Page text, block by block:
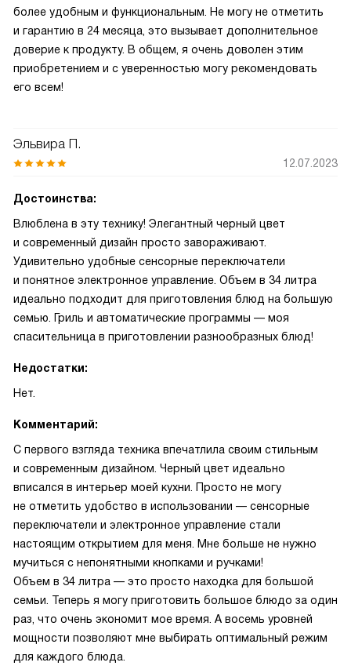
более удобным и функциональным. Не могу не отметить
и гарантию в 24 месяца, это вызывает дополнительное
доверие к продукту. В общем, я очень доволен этим
приобретением и с уверенностью могу рекомендовать
его всем!
Эльвира П.
12.07.2023
Достоинства:
Влюблена в эту технику! Элегантный черный цвет
и современный дизайн просто завораживают.
Удивительно удобные сенсорные переключатели
и понятное электронное управление. Объем в 34 литра
идеально подходит для приготовления блюд на большую
семью. Гриль и автоматические программы — моя
спасительница в приготовлении разнообразных блюд!
Недостатки:
Нет.
Комментарий:
С первого взгляда техника впечатлила своим стильным
и современным дизайном. Черный цвет идеально
вписался в интерьер моей кухни. Просто не могу
не отметить удобство в использовании — сенсорные
переключатели и электронное управление стали
настоящим открытием для меня. Мне больше не нужно
мучиться с непонятными кнопками и ручками!
Объем в 34 литра — это просто находка для большой
семьи. Теперь я могу приготовить большое блюдо за один
раз, что очень экономит мое время. А восемь уровней
мощности позволяют мне выбирать оптимальный режим
для каждого блюда.